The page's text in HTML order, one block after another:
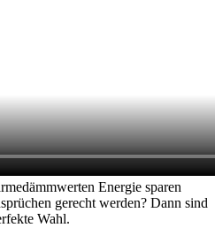
Energie sparen
gerecht werden? Dann sind
Wahl.